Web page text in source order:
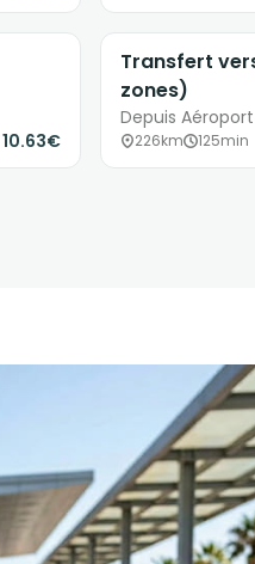
10.63€
Transfert
zones)
Depuis
226km 125min